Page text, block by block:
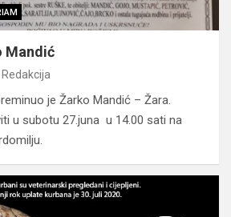
Mandić
Redakcija
je Žarko Mandić – Žara.
u subotu 27.juna u 14.00 sati na